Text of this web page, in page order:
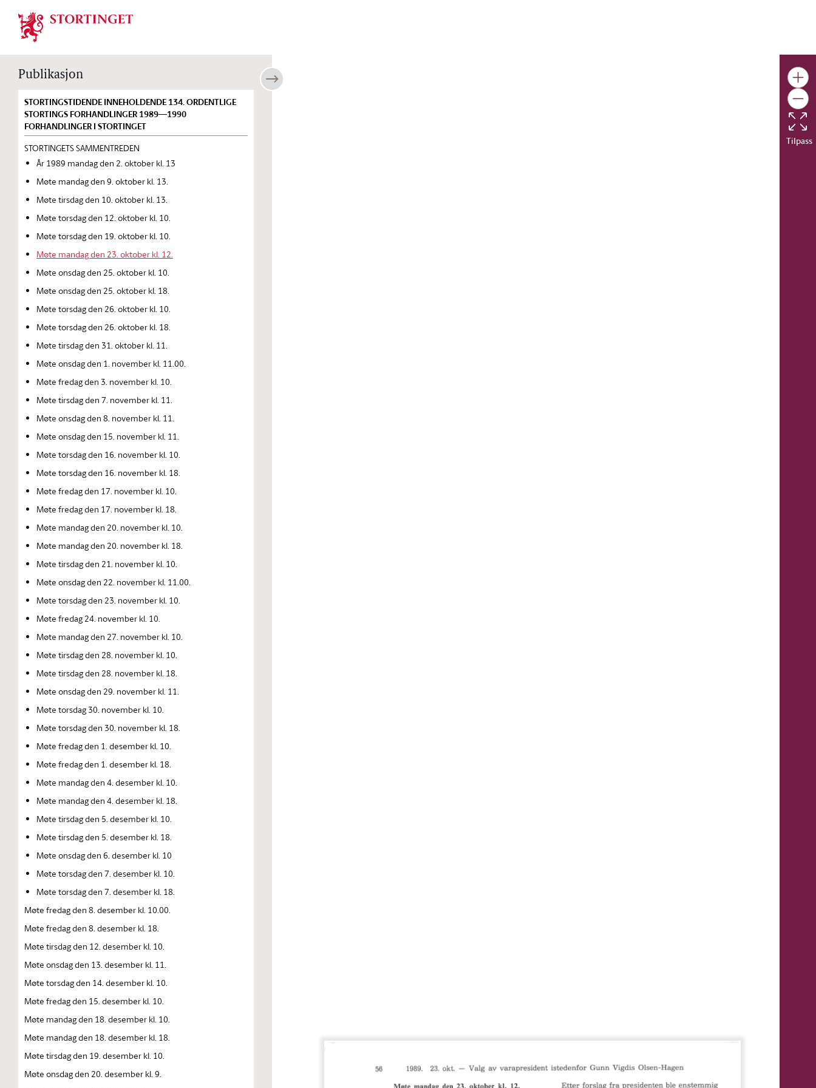
Stortinget.no
Publikasjon
STORTINGSTIDENDE INNEHOLDENDE 134. ORDENTLIGE
STORTINGS FORHANDLINGER 1989—1990
FORHANDLINGER I STORTINGET
STORTINGETS SAMMENTREDEN
År 1989 mandag den 2. oktober kl. 13
Møte mandag den 9. oktober kl. 13.
Møte tirsdag den 10. oktober kl. 13.
Møte torsdag den 12. oktober kl. 10.
Møte torsdag den 19. oktober kl. 10.
Møte mandag den 23. oktober kl. 12.
Møte onsdag den 25. oktober kl. 10.
Møte onsdag den 25. oktober kl. 18.
Møte torsdag den 26. oktober kl. 10.
Møte torsdag den 26. oktober kl. 18.
Møte tirsdag den 31. oktober kl. 11.
Møte onsdag den 1. november kl. 11.00.
Møte fredag den 3. november kl. 10.
Møte tirsdag den 7. november kl. 11.
Møte onsdag den 8. november kl. 11.
Møte onsdag den 15. november kl. 11.
Møte torsdag den 16. november kl. 10.
Møte torsdag den 16. november kl. 18.
Møte fredag den 17. november kl. 10.
Møte fredag den 17. november kl. 18.
Møte mandag den 20. november kl. 10.
Møte mandag den 20. november kl. 18.
Møte tirsdag den 21. november kl. 10.
Møte onsdag den 22. november kl. 11.00.
Møte torsdag den 23. november kl. 10.
Møte fredag 24. november kl. 10.
Møte mandag den 27. november kl. 10.
Møte tirsdag den 28. november kl. 10.
Møte tirsdag den 28. november kl. 18.
Møte onsdag den 29. november kl. 11.
Møte torsdag 30. november kl. 10.
Møte torsdag den 30. november kl. 18.
Møte fredag den 1. desember kl. 10.
Møte fredag den 1. desember kl. 18.
Møte mandag den 4. desember kl. 10.
Møte mandag den 4. desember kl. 18.
Møte tirsdag den 5. desember kl. 10.
Møte tirsdag den 5. desember kl. 18.
Møte onsdag den 6. desember kl. 10
Møte torsdag den 7. desember kl. 10.
Møte torsdag den 7. desember kl. 18.
Møte fredag den 8. desember kl. 10.00.
Møte fredag den 8. desember kl. 18.
Møte tirsdag den 12. desember kl. 10.
Møte onsdag den 13. desember kl. 11.
Møte torsdag den 14. desember kl. 10.
Møte fredag den 15. desember kl. 10.
Møte mandag den 18. desember kl. 10.
Møte mandag den 18. desember kl. 18.
Møte tirsdag den 19. desember kl. 10.
Møte onsdag den 20. desember kl. 9.